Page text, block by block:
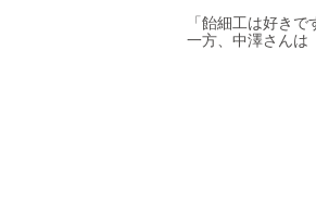
「飴細工は好き
一方、中澤さんは